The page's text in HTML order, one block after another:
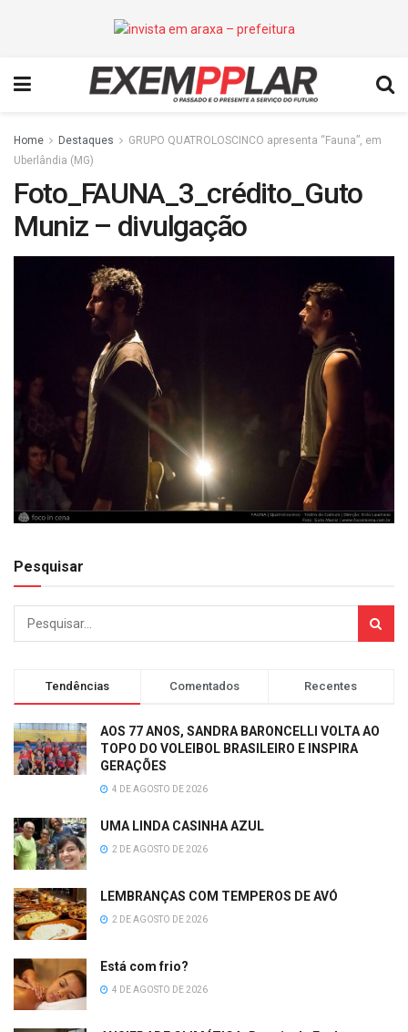
Home Destaques
GRUPO QUATROLOSCINCO apresenta “Fauna”, em
Uberlândia (MG)
Foto_FAUNA_3_crédito_Guto
Muniz – divulgação
Pesquisar
Tendências Comentados Recentes
AOS 77 ANOS, SANDRA BARONCELLI VOLTA AO
TOPO DO VOLEIBOL BRASILEIRO E INSPIRA
GERAÇÕES
4 DE AGOSTO DE 2026
UMA LINDA CASINHA AZUL
2 DE AGOSTO DE 2026
LEMBRANÇAS COM TEMPEROS DE AVÓ
2 DE AGOSTO DE 2026
Está com frio?
4 DE AGOSTO DE 2026